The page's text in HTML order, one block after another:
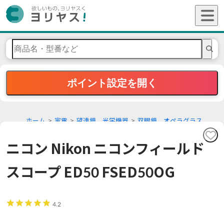
ポイント設定を開く
ホーム 家電 望遠鏡、光学機器 双眼鏡、オペラグラス
ニコン Nikon ニコンフィールド
スコープ ED50 FSED50OG
4.2